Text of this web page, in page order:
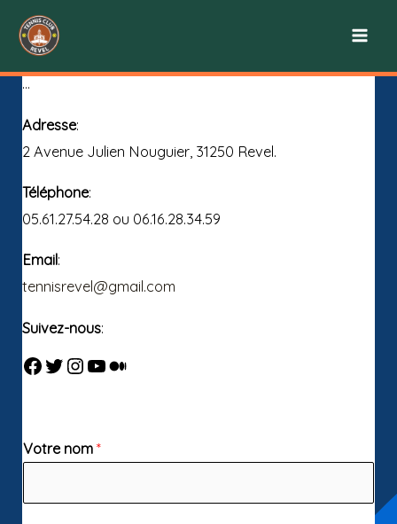
Contactez-Nous
…
Adresse:
2 Avenue Julien Nouguier, 31250 Revel.
Téléphone:
05.61.27.54.28 ou 06.16.28.34.59
Email:
tennisrevel@gmail.com
Suivez-nous:
Facebook Twitter InstagramYouTube Medium
Votre nom *